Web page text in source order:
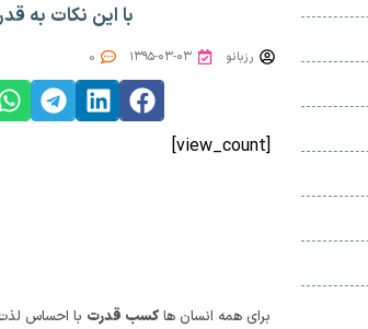
با این نکات به
رزبانو ۱۳۹۵-۰۳-۰۳ 0
[view_count]
برای همه انسان هاکسب قدرت با احساس